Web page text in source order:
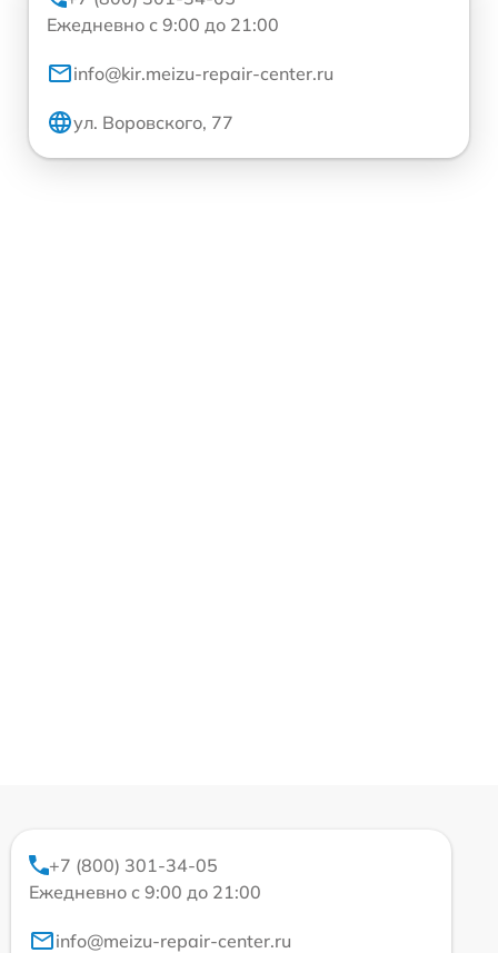
Ежедневно с 9:00 до 21:00
info@kir.meizu-repair-center.ru
ул. Воровского, 77
+7 (800) 301-34-05
Ежедневно с 9:00 до 21:00
info@meizu-repair-center.ru